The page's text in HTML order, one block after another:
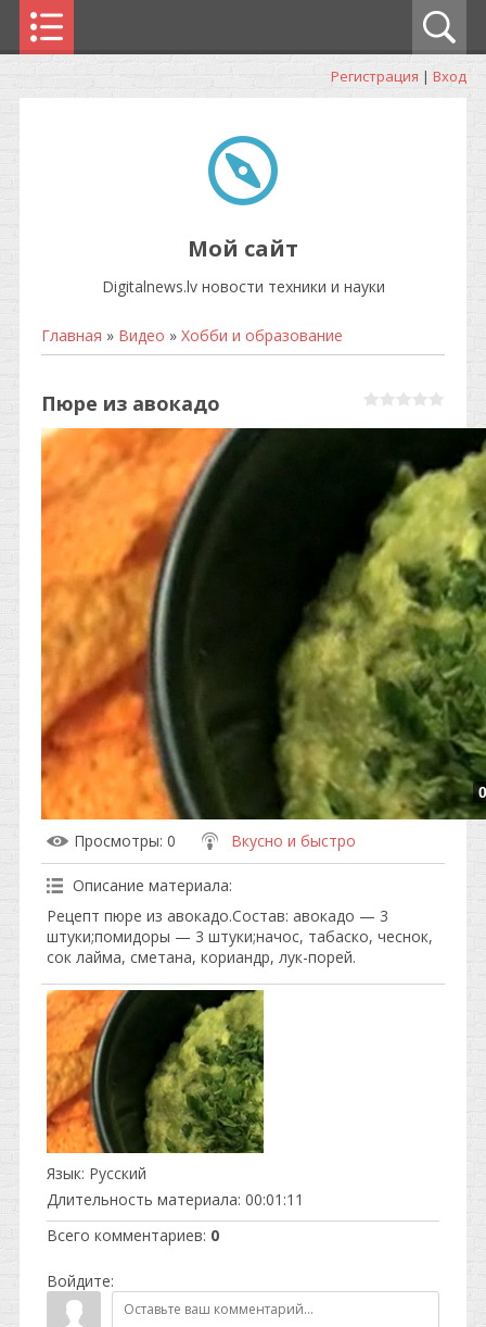
Регистрация | Вход
Мой сайт
Digitalnews.lv новости техники и науки
Главная » Видео » Хобби и образование
Пюре из авокадо
Просмотры: 0 Вкусно и быстро
Описание материала:
Рецепт пюре из авокадо.Состав: авокадо — 3
штуки;помидоры — 3 штуки;начос, табаско, чеснок,
сок лайма, сметана, кориандр, лук-порей.
Язык: Русский
Длительность материала: 00:01:11
Всего комментариев: 0
Войдите: